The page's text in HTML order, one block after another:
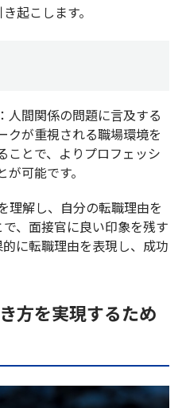
起こします。
：人間関係の問題に言及する
クが重視される職場環境を
ことで、よりプロフェッシ
可能です。
理解し、自分の転職理由を
、面接官に良い印象を残す
に転職理由を表現し、成功
方を実現するため